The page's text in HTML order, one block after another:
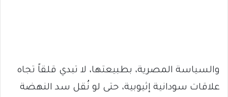
والسياسة المصرية، بطبيعتها، لا تبدي قلقاً تجاه
علاقات سودانية إثيوبية، حتى لو نُقل سد النهضة